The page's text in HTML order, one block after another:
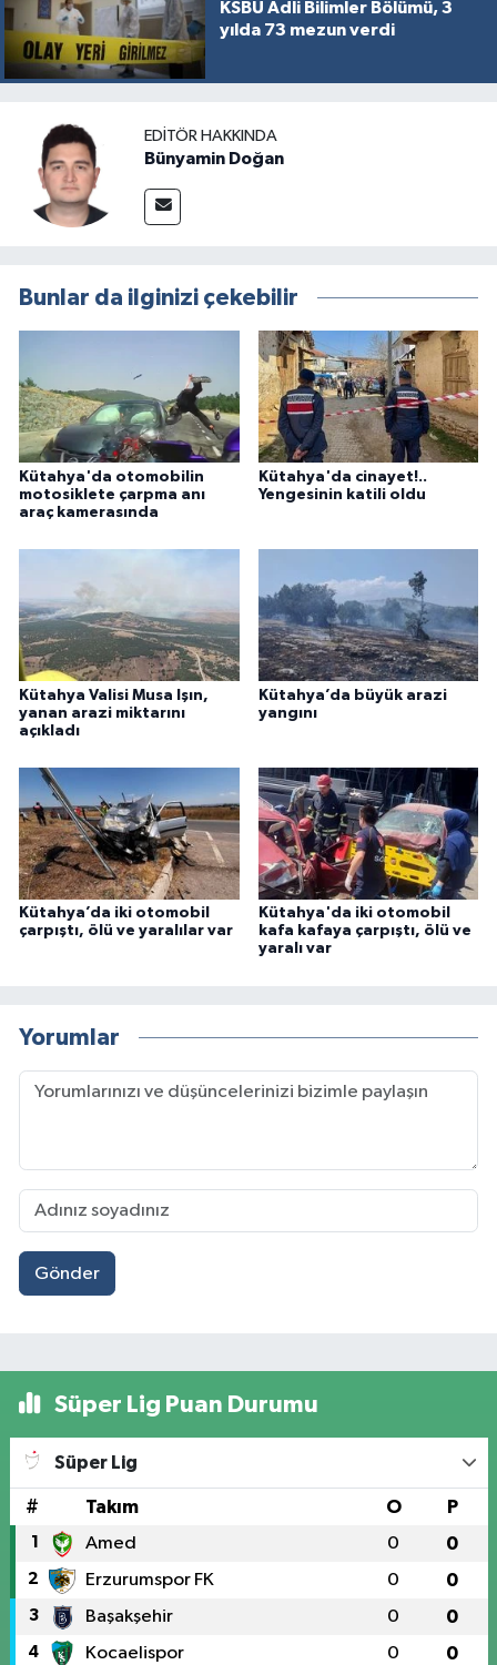
KSBÜ Adli Bilimler Bölümü, 3
yılda 73 mezun verdi
EDITÖR HAKKINDA
Bünyamin Doğan
Bunlar da ilginizi çekebilir
Kütahya'da otomobilin
motosiklete çarpma anı
araç kamerasında
Kütahya'da cinayet!..
Yengesinin katili oldu
Kütahya Valisi Musa Işın,
yanan arazi miktarını
açıkladı
Kütahya’da büyük arazi
yangını
Kütahya’da iki otomobil
çarpıştı, ölü ve yaralılar var
Kütahya'da iki otomobil
kafa kafaya çarpıştı, ölü ve
yaralı var
Yorumlar
Gönder
Süper Lig Puan Durumu
Süper Lig
# Takım O P
1 Amed 0 0
2 Erzurumspor FK 0 0
3 Başakşehir 0 0
4 Kocaelispor 0 0